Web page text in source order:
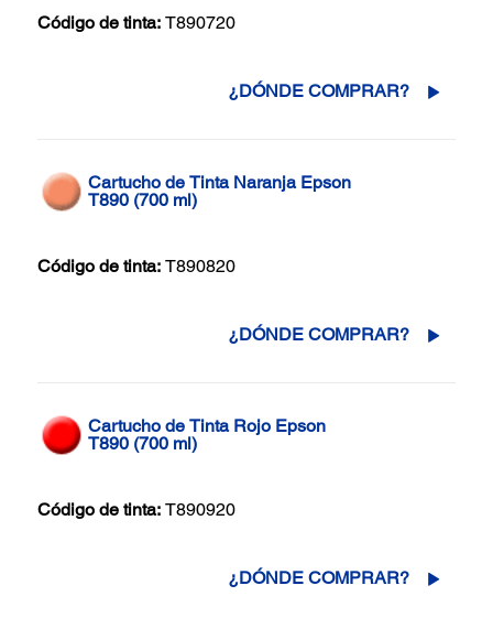
Código de tinta: T890720
¿DÓNDE COMPRAR?
Cartucho de Tinta Naranja Epson
T890 (700 ml)
Código de tinta: T890820
¿DÓNDE COMPRAR?
Cartucho de Tinta Rojo Epson
T890 (700 ml)
Código de tinta: T890920
¿DÓNDE COMPRAR?